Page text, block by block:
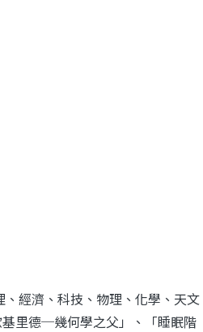
經濟、科技、物理、化學、天
里德─幾何學之父」、「睡眠階